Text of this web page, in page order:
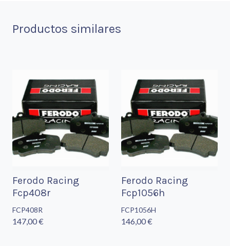
Productos similares
Ferodo Racing
Fcp408r
FCP408R
147,00 €
Ferodo Racing
Fcp1056h
FCP1056H
146,00 €